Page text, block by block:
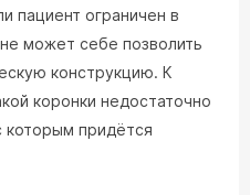
пациент ограничен в
может себе позволить
конструкцию. К
коронки недостаточно
которым придётся